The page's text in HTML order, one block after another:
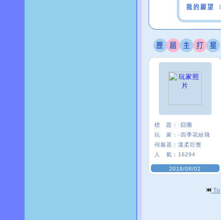
標 題： ·囧團
玩 家： ·四季花紛飛
伺服器： 溫柔巨蟹
人 氣： 16294
2018/08/02